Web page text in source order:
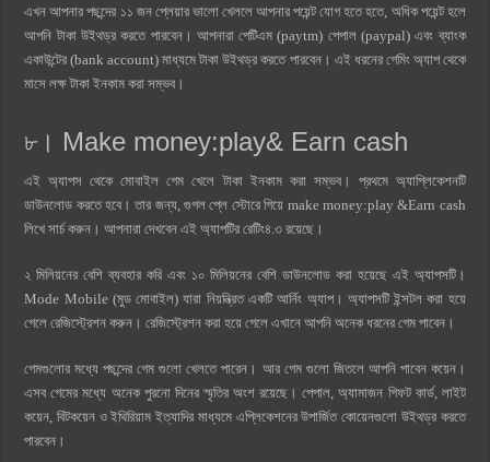
এখন আপনার পছন্দের ১১ জন প্লেয়ার ভালো খেললে আপনার পয়েন্ট যোগ হতে হতে, অধিক পয়েন্ট হলে
আপনি টাকা উইথড্র করতে পারবেন। আপনারা পেটিএম (paytm) পেপাল (paypal) এবং ব্যাংক
একাউন্টের (bank account) মাধ্যমে টাকা উইথড্র করতে পারবেন। এই ধরনের গেমিং অ্যাপ থেকে
মাসে লক্ষ টাকা ইনকাম করা সম্ভব।
৮। Make money:play& Earn cash
এই অ্যাপস থেকে মোবাইল গেম খেলে টাকা ইনকাম করা সম্ভব। প্রথমে অ্যাপ্লিকেশনটি
ডাউনলোড করতে হবে। তার জন্য, গুগল প্লে স্টোরে গিয়ে make money:play &Earn cash
লিখে সার্চ করুন। আপনারা দেখবেন এই অ্যাপটির রেটিং৪.৩ রয়েছে।
২ মিলিয়নের বেশি ব্যবহার করি এবং ১০ মিলিয়নের বেশি ডাউনলোড করা হয়েছে এই অ্যাপসটি।
Mode Mobile (মুড মোবাইল) যারা নিয়ন্ত্রিত একটি আর্নিং অ্যাপ। অ্যাপসটি ইন্সটল করা হয়ে
গেলে রেজিস্ট্রেশন করুন। রেজিস্ট্রেশন করা হয়ে গেলে এখানে আপনি অনেক ধরনের গেম পাবেন।
গেমগুলোর মধ্যে পছন্দের গেম গুলো খেলতে পারেন। আর গেম গুলো জিতলে আপনি পাবেন কয়েন।
এসব গেমের মধ্যে অনেক পুরনো দিনের স্মৃতির অংশ রয়েছে। পেপাল, অ্যামাজন গিফট কার্ড, লাইট
কয়েন, বিটকয়েন ও ইথিরিয়াম ইত্যাদির মাধ্যমে এপ্লিকেশনের উপার্জিত কোয়েনগুলো উইথড্র করতে
পারবেন।